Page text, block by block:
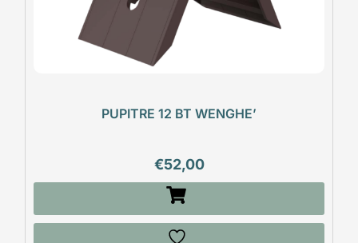
PUPITRE 12 BT WENGHE’
€52,00